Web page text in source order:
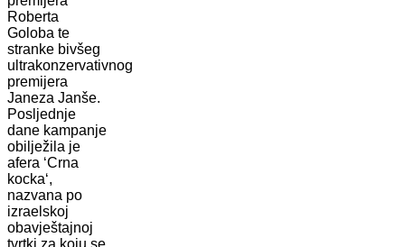
Roberta
Goloba te
stranke bivšeg
ultrakonzervativnog
premijera
Janeza Janše.
Posljednje
dane kampanje
obilježila je
afera ‘Crna
kocka‘,
nazvana po
izraelskoj
obavještajnoj
tvrtki za koju se